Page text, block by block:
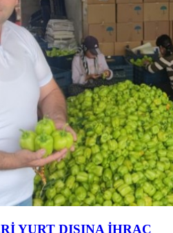
YURT DIŞINA İHRAÇ